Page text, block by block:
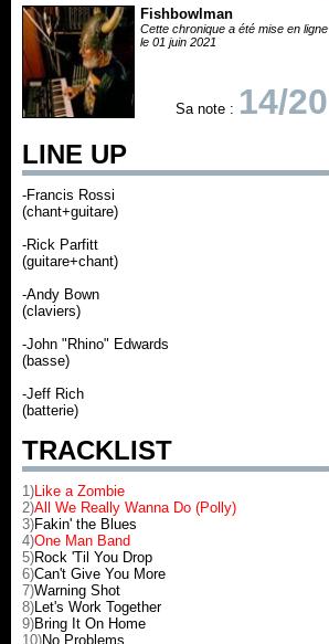
Fishbowlman
Cette chronique a été mise en ligne
le 01 juin 2021
Sa note : 14/20
LINE UP
-Francis Rossi
(chant+guitare)
-Rick Parfitt
(guitare+chant)
-Andy Bown
(claviers)
-John "Rhino" Edwards
(basse)
-Jeff Rich
(batterie)
TRACKLIST
1)Like a Zombie
2)All We Really Wanna Do (Polly)
3)Fakin' the Blues
4)One Man Band
5)Rock 'Til You Drop
6)Can't Give You More
7)Warning Shot
8)Let's Work Together
9)Bring It On Home
10)No Problems